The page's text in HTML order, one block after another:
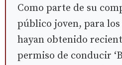
Como parte de su
público joven, para
hayan obtenido
permiso de conducir